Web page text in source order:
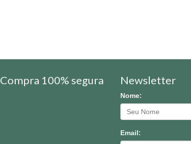
Compra 100% segura Newsletter
Nome:
Email: